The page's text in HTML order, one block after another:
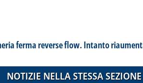
ferma reverse flow. Intanto
NOTIZIE NELLA STESSA SEZIONE